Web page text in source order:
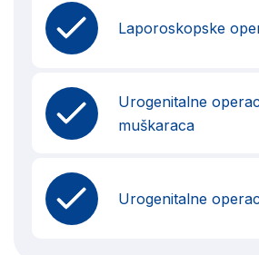
Laporoskopske
Urogenitalne
muškaraca
Urogenitalne